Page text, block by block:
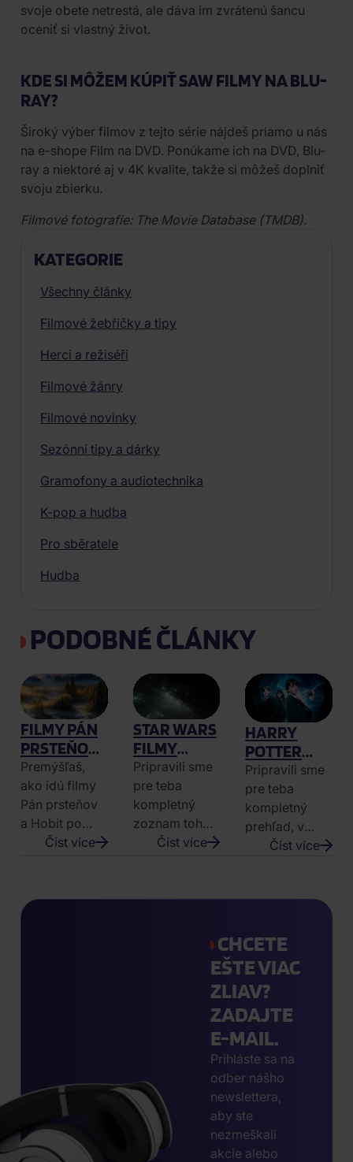
svoje obete netrestá, ale dáva im zvrátenú šancu
oceniť si vlastný život.
KDE SI MÔŽEM KÚPIŤ SAW FILMY NA BLU-
RAY?
Široký výber filmov z tejto série nájdeš priamo u nás
na e-shope Film na DVD. Ponúkame ich na DVD, Blu-
ray a niektoré aj v 4K kvalite, takže si môžeš doplniť
svoju zbierku.
Filmové fotografie: The Movie Database (TMDB).
KATEGORIE
Všechny články
Filmové žebříčky a tipy
Herci a režiséři
Filmové žánry
Filmové novinky
Sezónní tipy a dárky
Gramofony a audiotechnika
K-pop a hudba
Pro sběratele
Hudba
PODOBNÉ ČLÁNKY
FILMY PÁN
PRSTEŇOV
A HOBIT
CHRONOLOGICKY
A V PORADÍ
Premýšľaš,
ako idú filmy
Pán prsteňov
a Hobit po
sebe?
chronologický
prehľad
Číst více
STAR WARS
FILMY
CHRONOLOGICKY:
CELÁ
GALAXIA
OD
ZAČIATKU
Pripravili sme
pre teba
kompletný
zoznam toho,
ako idú všetky
chronologicky
užiť celú ságu
Číst více
HARRY
POTTER
FILMY:
PREHĽAD
VŠETKÝCH
DIELOV
Pripravili sme
pre teba
kompletný
prehľad, v
ktorom nájdeš
zoradené v
poradí.
Číst více
CHCETE
EŠTE VIAC
ZLIAV?
ZADAJTE
E-MAIL.
Prihláste sa na
odber nášho
newslettera,
aby ste
nezmeškali
akcie alebo